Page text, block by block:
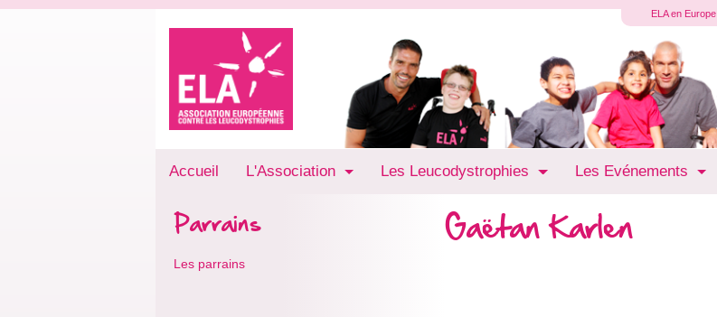
ELA en Europe
Accueil L'Association Les Leucodystrophies Les Evénements
Parrains
Les parrains
Gaëtan Karlen